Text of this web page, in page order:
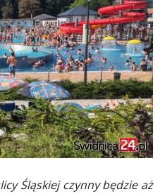
Śląskiej czynny będzie aż